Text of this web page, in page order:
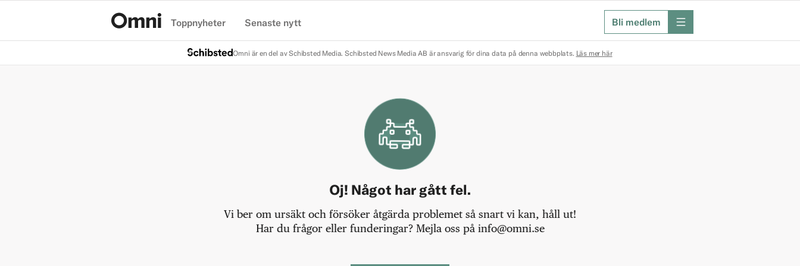
Toppnyheter Senaste nytt Bli medlem meny
Omni är en del av Schibsted Media. Schibsted News Media AB är ansvarig för dina data på denna webbplats. Läs mer här
Oj! Något har gått fel.
Vi ber om ursäkt och försöker åtgärda problemet så snart vi kan, håll ut!
Har du frågor eller funderingar? Mejla oss på info@omni.se